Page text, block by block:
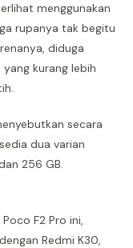
menggunakan
rupanya tak begitu
diduga
kurang lebih
secara
dua varian
256 GB.
F2 Pro ini,
Redmi K30,